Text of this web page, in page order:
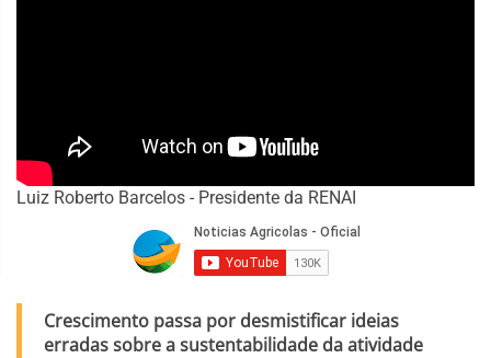
Luiz Roberto Barcelos - Presidente da RENAI
Crescimento passa por desmistificar ideias
erradas sobre a sustentabilidade da atividade